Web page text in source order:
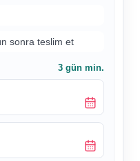
sonra teslim et
3 gün min.